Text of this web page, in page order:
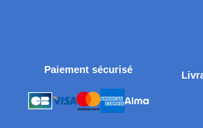
Paiement sécurisé